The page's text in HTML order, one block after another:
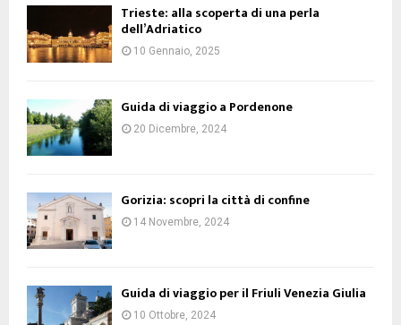
Trieste: alla scoperta di una perla
dell’Adriatico
10 Gennaio, 2025
Guida di viaggio a Pordenone
20 Dicembre, 2024
Gorizia: scopri la città di confine
14 Novembre, 2024
Guida di viaggio per il Friuli Venezia Giulia
10 Ottobre, 2024